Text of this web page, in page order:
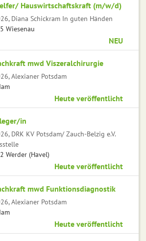
Hauswirtschaftskraft (m/w/d)
Diana Schickram In guten Händen
Wiesenau
NEU
mwd Viszeralchirurgie
Alexianer Potsdam
Heute veröffentlicht
in
DRK KV Potsdam/ Zauch-Belzig e.V.
Werder (Havel)
Heute veröffentlicht
mwd Funktionsdiagnostik
Alexianer Potsdam
Heute veröffentlicht